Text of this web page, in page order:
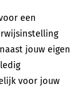
een
jouw eigen
voor jouw